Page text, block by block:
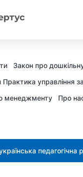
Закон про
управління
менеджменту Про